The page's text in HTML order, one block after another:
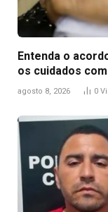
Entenda o
os cuidados
agosto 8, 2026 0